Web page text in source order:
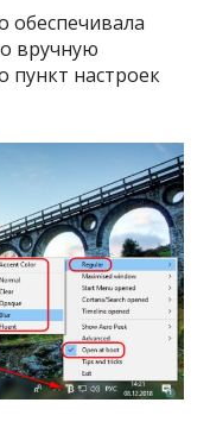
обеспечивала
вручную
пункт настроек